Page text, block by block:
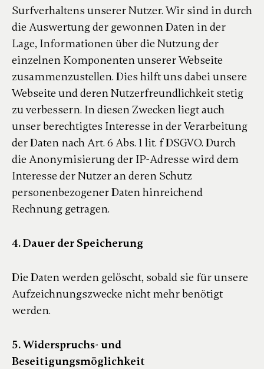
Surfverhaltens unserer Nutzer. Wir sind in durch
die Auswertung der gewonnen Daten in der
Lage, Informationen über die Nutzung der
einzelnen Komponenten unserer Webseite
zusammenzustellen. Dies hilft uns dabei unsere
Webseite und deren Nutzerfreundlichkeit stetig
zu verbessern. In diesen Zwecken liegt auch
unser berechtigtes Interesse in der Verarbeitung
der Daten nach Art. 6 Abs. 1 lit. f DSGVO. Durch
die Anonymisierung der IP-Adresse wird dem
Interesse der Nutzer an deren Schutz
personenbezogener Daten hinreichend
Rechnung getragen.
4. Dauer der Speicherung
Die Daten werden gelöscht, sobald sie für unsere
Aufzeichnungszwecke nicht mehr benötigt
werden.
5. Widerspruchs- und
Beseitigungsmöglichkeit